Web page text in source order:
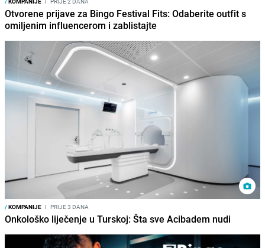
Otvorene prijave za Bingo Festival Fits: Odaberite outfit s
omiljenim influencerom i zablistajte
/KOMPANIJE I PRIJE 3 DANA
Onkološko liječenje u Turskoj: Šta sve Acibadem nudi